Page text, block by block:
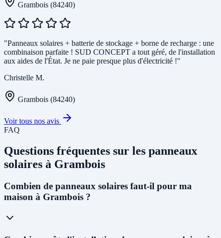
Grambois (84240)
"Panneaux solaires + batterie de stockage + borne de recharge : une
combinaison parfaite ! SUD CONCEPT a tout géré, de l'installation
aux aides de l'État. Je ne paie presque plus d'électricité !"
Christelle M.
Grambois (84240)
Voir tous nos avis
FAQ
Questions fréquentes sur les panneaux
solaires à Grambois
Combien de panneaux solaires faut-il pour ma
maison à Grambois ?